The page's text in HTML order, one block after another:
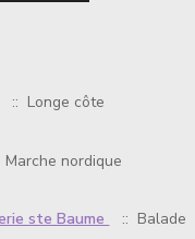
:: Longe côte
Marche nordique
ste Baume
:: Balade